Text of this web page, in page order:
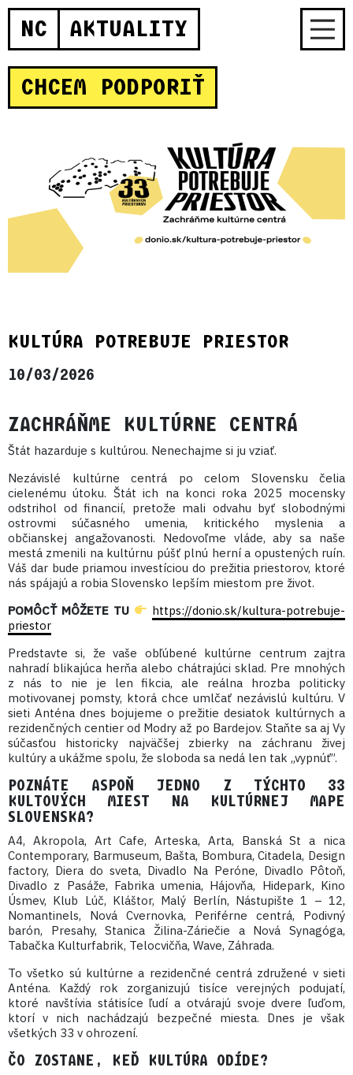
NC AKTUALITY
CHCEM PODPORIŤ
KULTÚRA POTREBUJE PRIESTOR
10/03/2026
ZACHRÁŇME KULTÚRNE CENTRÁ
Štát hazarduje s kultúrou. Nenechajme si ju vziať.
Nezávislé kultúrne centrá po celom Slovensku čelia
cielenému útoku. Štát ich na konci roka 2025 mocensky
odstrihol od financií, pretože mali odvahu byť slobodnými
ostrovmi súčasného umenia, kritického myslenia a
občianskej angažovanosti. Nedovoľme vláde, aby sa naše
mestá zmenili na kultúrnu púšť plnú herní a opustených ruín.
Váš dar bude priamou investíciou do prežitia priestorov, ktoré
nás spájajú a robia Slovensko lepším miestom pre život.
POMÔCŤ MÔŽETE TU
https://donio.sk/kultura-potrebuje-
priestor
Predstavte si, že vaše obľúbené kultúrne centrum zajtra
nahradí blikajúca herňa alebo chátrajúci sklad. Pre mnohých
z nás to nie je len fikcia, ale reálna hrozba politicky
motivovanej pomsty, ktorá chce umlčať nezávislú kultúru. V
sieti Anténa dnes bojujeme o prežitie desiatok kultúrnych a
rezidenčných centier od Modry až po Bardejov. Staňte sa aj Vy
súčasťou historicky najväčšej zbierky na záchranu živej
kultúry a ukážme spolu, že sloboda sa nedá len tak „vypnúť”.
POZNÁTE ASPOŇ JEDNO Z TÝCHTO 33
KULTOVÝCH MIEST NA KULTÚRNEJ MAPE
SLOVENSKA?
A4, Akropola, Art Cafe, Arteska, Arta, Banská St a nica
Contemporary, Barmuseum, Bašta, Bombura, Citadela, Design
factory, Diera do sveta, Divadlo Na Peróne, Divadlo Pôtoň,
Divadlo z Pasáže, Fabrika umenia, Hájovňa, Hidepark, Kino
Úsmev, Klub Lúč, Kláštor, Malý Berlín, Nástupište 1 – 12,
Nomantinels, Nová Cvernovka, Periférne centrá, Podivný
barón, Presahy, Stanica Žilina-Záriečie a Nová Synagóga,
Tabačka Kulturfabrik, Telocvičňa, Wave, Záhrada.
To všetko sú kultúrne a rezidenčné centrá združené v sieti
Anténa. Každý rok zorganizujú tisíce verejných podujatí,
ktoré navštívia státisíce ľudí a otvárajú svoje dvere ľuďom,
ktorí v nich nachádzajú bezpečné miesta. Dnes je však
všetkých 33 v ohrození.
ČO ZOSTANE, KEĎ KULTÚRA ODÍDE?